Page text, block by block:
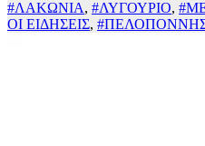
#ΛΑΚΩΝΙΑ, #ΛΥΓΟΥΡΙΟ,
ΟΙ ΕΙΔΗΣΕΙΣ,